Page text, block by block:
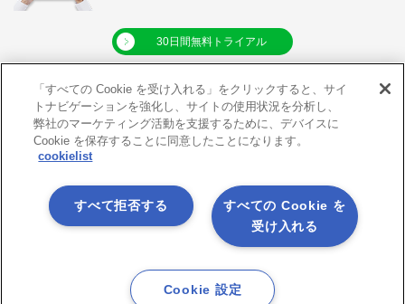
30日間無料トライアル
利用規約 プライバシーポリシー
クッキーポリシー
メールマガジン解除 サイトマップ
アプリダウンロード
Youtube
「すべての Cookie を受け入れる」をクリックすると、サイ
トナビゲーションを強化し、サイトの使用状況を分析し、
弊社のマーケティング活動を支援するために、デバイスに
Cookie を保存することに同意したことになります。
cookielist
すべての Cookie を
受け入れる
すべて拒否する
Cookie 設定